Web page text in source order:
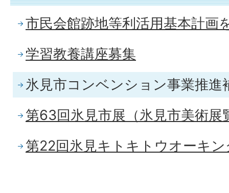
市民会館跡地等利活用基本計画
学習教養講座募集
氷見市コンベンション事業推進
第63回氷見市展（氷見市美術展
第22回氷見キトキトウオーキ